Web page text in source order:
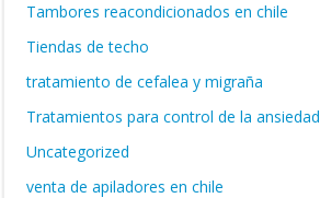
Tambores reacondicionados en chile
Tiendas de techo
tratamiento de cefalea y migraña
Tratamientos para control de la ansiedad
Uncategorized
venta de apiladores en chile